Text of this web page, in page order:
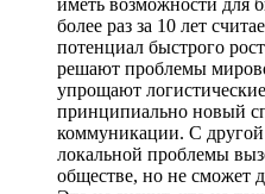
более раз за 10 лет
потенциал быстрого
решают проблемы
упрощают
принципиально новый
коммуникации. С
локальной проблемы
обществе, но не сможет